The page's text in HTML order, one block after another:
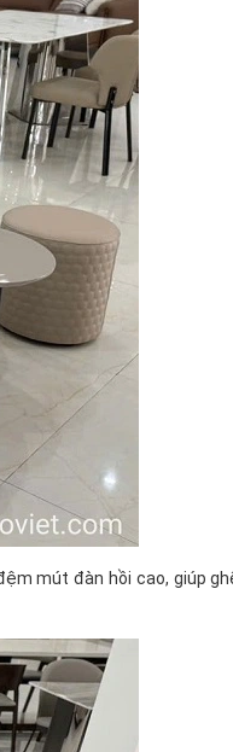
mút đàn hồi cao, giúp